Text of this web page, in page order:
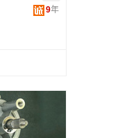
9年